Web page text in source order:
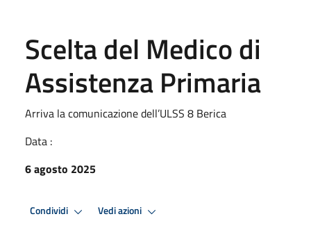
Scelta del Medico di
Assistenza Primaria
Arriva la comunicazione dell’ULSS 8 Berica
Data :
6 agosto 2025
Condividi Vedi azioni